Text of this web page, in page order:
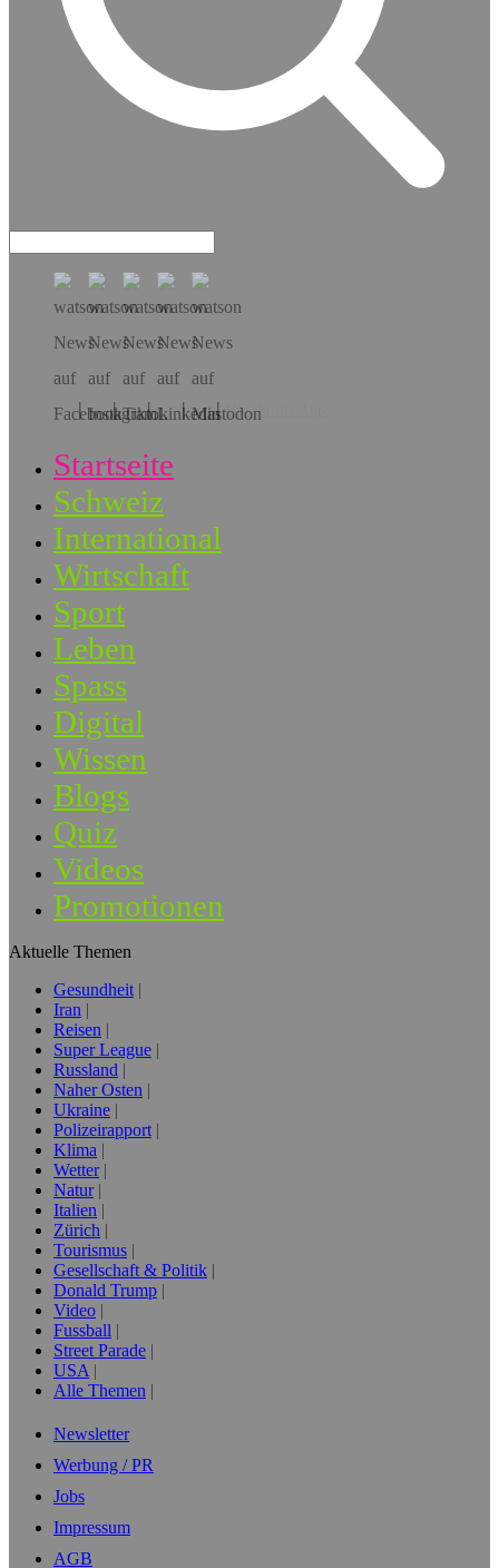
Hol dir die App!
Startseite
Schweiz
International
Wirtschaft
Sport
Leben
Spass
Digital
Wissen
Blogs
Quiz
Videos
Promotionen
Aktuelle Themen
Gesundheit
Iran
Reisen
Super League
Russland
Naher Osten
Ukraine
Polizeirapport
Klima
Wetter
Natur
Italien
Zürich
Tourismus
Gesellschaft & Politik
Donald Trump
Video
Fussball
Street Parade
USA
Alle Themen
Newsletter
Werbung / PR
Jobs
Impressum
AGB